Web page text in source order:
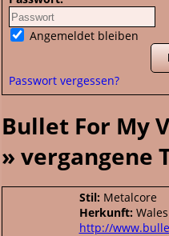
Angemeldet bleiben
Passwort vergessen?
Bullet For My
» vergangene
Stil: Metalcore
Herkunft: Wales
http://